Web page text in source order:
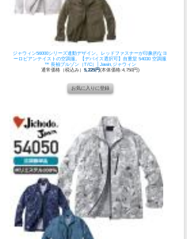
ジャウィン56000シリーズ連動デザイン。レッドファスナーが印象的なヨ
ーロピアンテイストの空調服。
【デバイス選択可】自重堂 54030 空調服
™ 長袖ブルゾン（T/C）│Jawin,ジャウィン
通常価格（税込み） 5,225円(本体価格:4,750円)